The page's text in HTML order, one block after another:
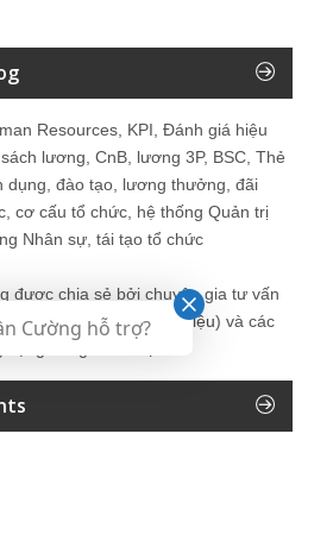
Resources, KPI, Đánh giá hiệu
lương, CnB, lương 3P, BSC, Thẻ
dụng, đào tạo, lương thưởng, đãi
cơ cấu tổ chức, hệ thống Quản trị
Nhân sự, tái tạo tổ chức
được chia sẻ bởi chuyên gia tư vấn
Hùng Cường (giới thiệu) và các
đồng Nhân sự.
Cường hỗ trợ?